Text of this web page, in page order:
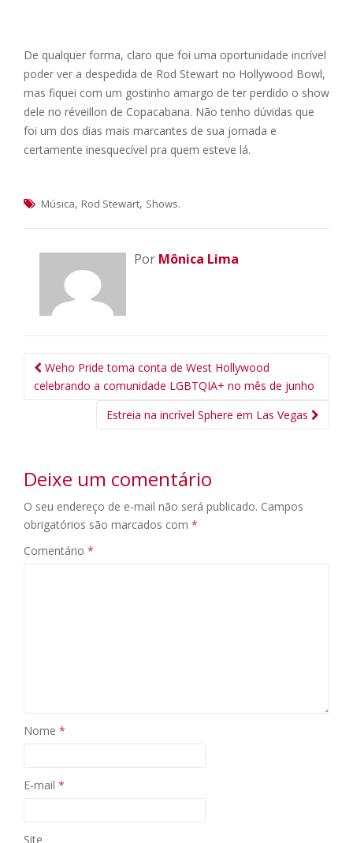
De qualquer forma, claro que foi uma oportunidade incrível
poder ver a despedida de Rod Stewart no Hollywood Bowl,
mas fiquei com um gostinho amargo de ter perdido o show
dele no réveillon de Copacabana. Não tenho dúvidas que
foi um dos dias mais marcantes de sua jornada e
certamente inesquecível pra quem esteve lá.
Música, Rod Stewart, Shows.
Por Mônica Lima
Navegação
da
Postagem
Weho Pride toma conta de West Hollywood
celebrando a comunidade LGBTQIA+ no mês de junho
Estreia na incrível Sphere em Las Vegas
Deixe um comentário
O seu endereço de e-mail não será publicado. Campos
obrigatórios são marcados com *
Comentário *
Nome *
E-mail *
Site